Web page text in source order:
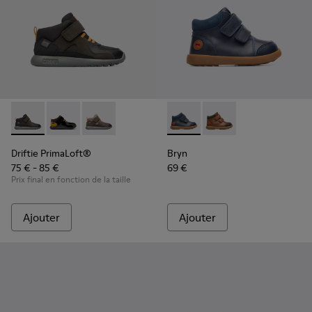
Driftie PrimaLoft® - K900218-001 - Multicolor
Driftie PrimaLoft® - K900218-008
Driftie PrimaLoft® - K900218-002
Driftie PrimaLoft®
75 € - 85 €
Prix final en fonction de la taille
Ajouter
Bryn - K900230-002 - Blue
Bryn - K900230-003
Bryn
69 €
Ajouter